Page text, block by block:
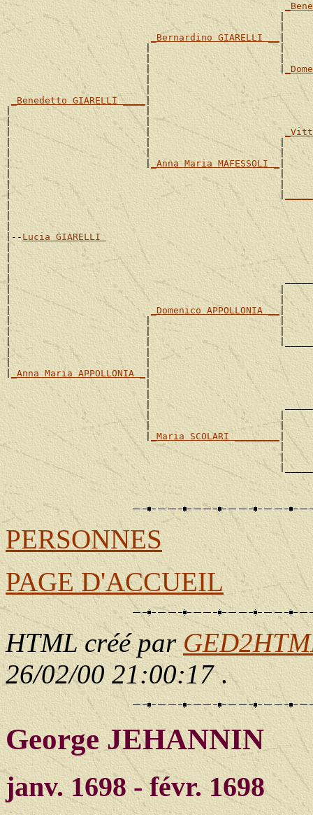
|
|
_Bernardino GIARELLI __ |
|
                         |                       |
|
|
_Benedetto GIARELLI ____ |
|                        |
|                        |
|                        |
|                        |                       |
|                        |                       |
|                        | _Anna Maria MAFESSOLI _
|
|                                                |
|                                                |
|                                                |
|
|
|
|--Lucia GIARELLI
|
|
|
|                                                |
|                                                |
| _Domenico APPOLLONIA __|
|                        |                       |
|                        |                       |
|                        |
|                        |
|                        |
_Anna Maria APPOLLONIA _|
|
|
|
|                       |
|                       |
                         |
_Maria SCOLARI ________
|
|
PERSONNES
PAGE D'ACCUEIL
HTML créé par
26/02/00 21:00:17.
George JEHANNIN
janv. 1698 - févr. 1698